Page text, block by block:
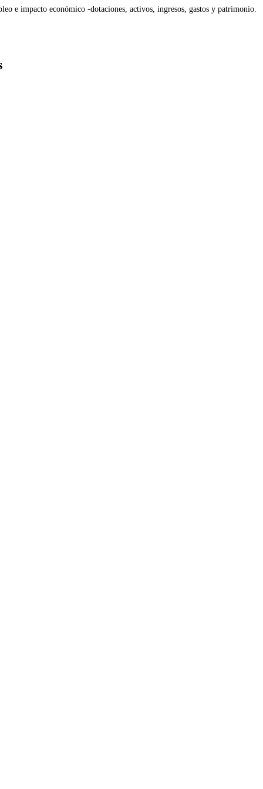
e impacto económico -dotaciones, activos, ingresos, gastos y patrimonio.